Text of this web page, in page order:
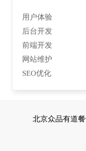
用户体验
后台开发
前端开发
网站维护
SEO优化
北京众品有道